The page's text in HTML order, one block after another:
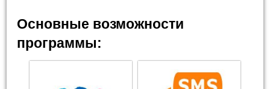
Основные возможности
программы: